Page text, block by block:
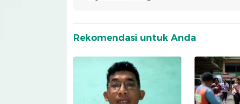
Rekomendasi untuk Anda